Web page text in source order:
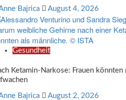
Bajrica August 4, 2026
Gesundheit
Ketamin-Narkose: Frauen
Bajrica August 2, 2026